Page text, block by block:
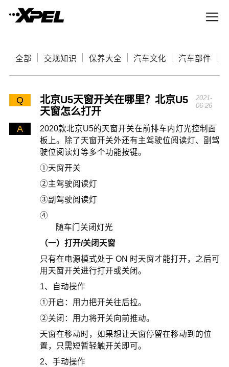
全部 交规知识 保养大全 汽车文化 汽车部件
Q
北京U5天窗开关在哪里？北京U5
天窗怎么打开
2021-
06-26
A
2020款北京U5的天窗开关在前排车内灯光控制面
板上。除了天窗开关外还有主驾驶位阅读灯、副驾
驶位阅读灯等多个功能按键。
①天窗开关
②主驾驶阅读灯
③副驾驶阅读灯
④
随车门关闭灯光
（一）打开/关闭天窗
只有在电源模式处于 ON 时天窗才能打开，之后可
用天窗开关进行打开或关闭。
1、自动操作
①开启：用力把开关往后拉。
②关闭：用力将开关向前推动。
天窗在移动时，如果想让天窗停留在移动到的位
置，只需短暂轻触开关即可。
2、手动操作